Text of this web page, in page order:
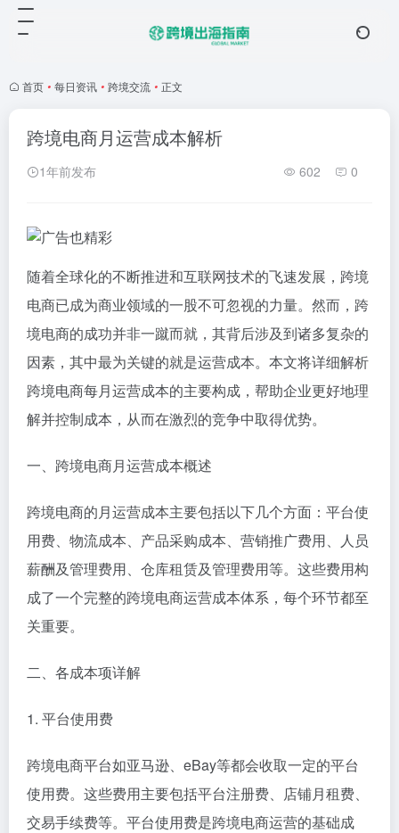
首页 • 每日资讯 • 跨境交流 • 正文
跨境电商月运营成本解析
1年前发布 602 0
随着全球化的不断推进和互联网技术的飞速发展，跨境
电商已成为商业领域的一股不可忽视的力量。然而，跨
境电商的成功并非一蹴而就，其背后涉及到诸多复杂的
因素，其中最为关键的就是运营成本。本文将详细解析
跨境电商每月运营成本的主要构成，帮助企业更好地理
解并控制成本，从而在激烈的竞争中取得优势。
一、跨境电商月运营成本概述
跨境电商的月运营成本主要包括以下几个方面：平台使
用费、物流成本、产品采购成本、营销推广费用、人员
薪酬及管理费用、仓库租赁及管理费用等。这些费用构
成了一个完整的跨境电商运营成本体系，每个环节都至
关重要。
二、各成本项详解
1. 平台使用费
跨境电商平台如亚马逊、eBay等都会收取一定的平台
使用费。这些费用主要包括平台注册费、店铺月租费、
交易手续费等。平台使用费是跨境电商运营的基础成